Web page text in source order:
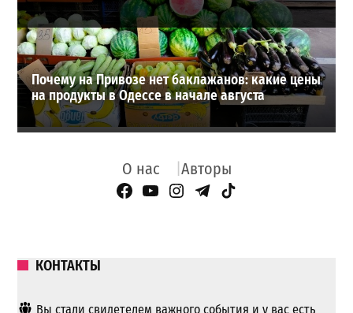
Почему на Привозе нет баклажанов: какие цены
на продукты в Одессе в начале августа
О нас Авторы
Facebook Page
YouTube
Instagram
Telegram
TikTok
КОНТАКТЫ
Вы стали свидетелем важного события и у вас есть